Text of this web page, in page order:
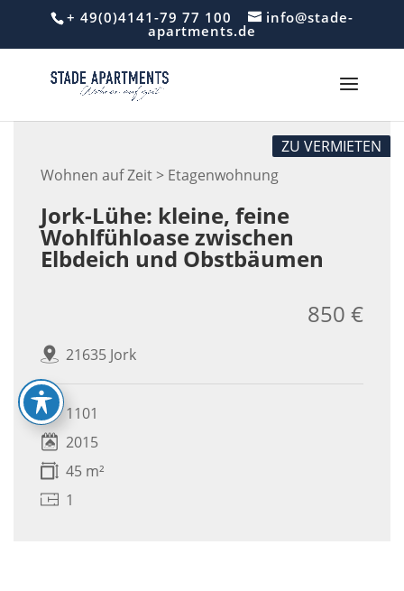
+ 49(0)4141-79 77 100 info@stade-
apartments.de
Wohnen auf Zeit > Etagenwohnung
ZU VERMIETEN
Jork-Lühe: kleine, feine
Wohlfühloase zwischen
Elbdeich und Obstbäumen
21635 Jork
850 €
1101
2015
45 m²
1